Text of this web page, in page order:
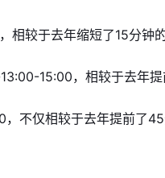
相较于去年缩短了15分钟
15:00，相较于去年
不仅相较于去年提前了